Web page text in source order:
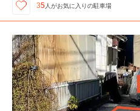
35 人がお気に入りの駐車場